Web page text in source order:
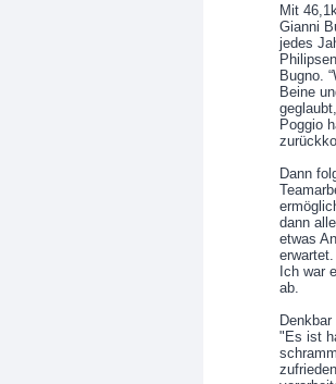
Mit
Gianni
jedes
Bugno.
Beine
Poggio
Dann
dann
etwas
Ich war
ab.
"Es ist